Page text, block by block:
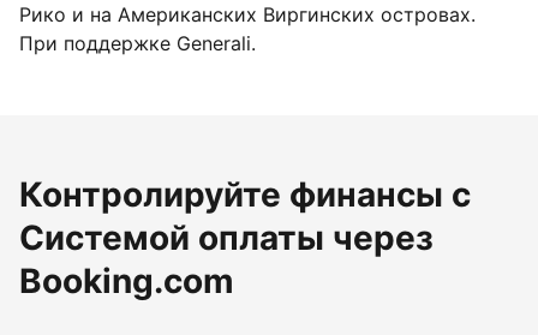
Рико и на Американских Виргинских островах.
При поддержке Generali.
Контролируйте финансы с
Системой оплаты через
Booking.com